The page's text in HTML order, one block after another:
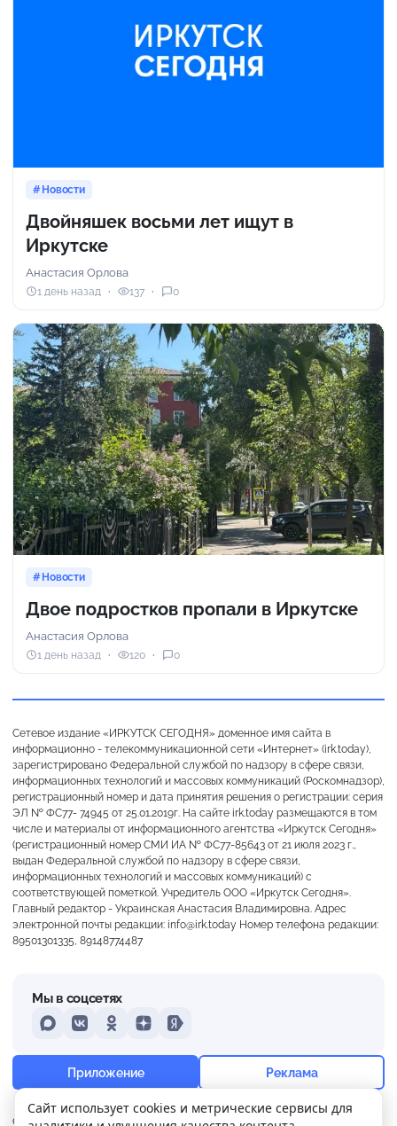
+13° Ощущается как +13
Новости
Двойняшек восьми лет ищут в
Иркутске
Анастасия Орлова
1 день назад 137 0
Новости
Двое подростков пропали в Иркутске
Анастасия Орлова
1 день назад 120 0
Сетевое издание «ИРКУТСК СЕГОДНЯ» доменное имя сайта в
информационно - телекоммуникационной сети «Интернет» (irk.today),
зарегистрировано Федеральной службой по надзору в сфере связи,
информационных технологий и массовых коммуникаций (Роскомнадзор),
регистрационный номер и дата принятия решения о регистрации: серия
ЭЛ № ФС77- 74945 от 25.01.2019г. На сайте irk.today размещаются в том
числе и материалы от информационного агентства «Иркутск Сегодня»
(регистрационный номер СМИ ИА № ФС77-85643 от 21 июля 2023 г.,
выдан Федеральной службой по надзору в сфере связи,
информационных технологий и массовых коммуникаций) с
соответствующей пометкой. Учредитель ООО «Иркутск Сегодня».
Главный редактор - Украинская Анастасия Владимировна. Адрес
электронной почты редакции: info@irk.today Номер телефона редакции:
89501301335, 89148774487
О нас Контакты Прислать новость
Мы в соцсетях
MAXVKontakteOdnoklassniki
DzenYandex
Приложение Реклама
Сайт использует cookies и метрические сервисы для